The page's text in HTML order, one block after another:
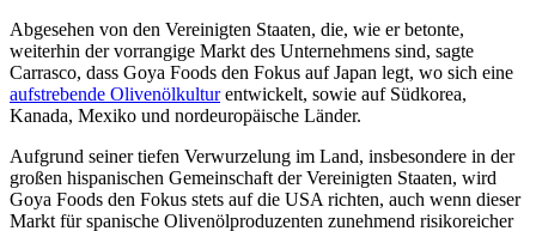
Abgesehen von den Vereinigten Staaten, die, wie er betonte,
weiterhin der vorrangige Markt des Unternehmens sind, sagte
Carrasco, dass Goya Foods den Fokus auf Japan legt, wo sich eine
aufstrebende Olivenölkulturentwickelt, sowie auf Südkorea,
Kanada, Mexiko und nordeuropäische Länder.
Aufgrund seiner tiefen Verwurzelung im Land, insbesondere in der
großen hispanischen Gemeinschaft der Vereinigten Staaten, wird
Goya Foods den Fokus stets auf die USA richten, auch wenn dieser
Markt für spanische Olivenölproduzenten zunehmend risikoreicher